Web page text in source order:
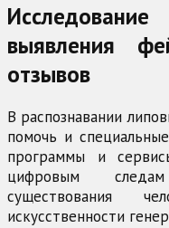
Исследование
выявления
отзывов
В распознавании
помочь и
программы и
цифровым
существования
искусственности